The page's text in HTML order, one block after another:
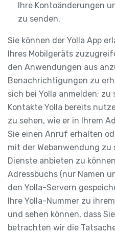
Ihre Kontoänderungen
zu senden.
Sie können der Yolla App
Ihres Mobilgeräts
den Anwendungen aus
Benachrichtigungen zu
sich bei Yolla anmelden; zu
Kontakte Yolla bereits
zu sehen, wie er in Ihrem
Sie einen Anruf erhalten
mit der Webanwendung zu
Dienste anbieten zu
Adressbuchs (nur Namen
den Yolla-Servern
Ihre Yolla-Nummer zu
und sehen können, dass
betrachten wir die